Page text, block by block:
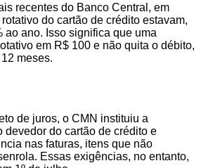
recentes do Banco Central, em
do cartão de crédito estavam,
ao ano. Isso significa que uma
em R$ 100 e não quita o débito,
meses.
de juros, o CMN instituiu a
devedor do cartão de crédito e
nas faturas, itens que não
Essas exigências, no entanto,